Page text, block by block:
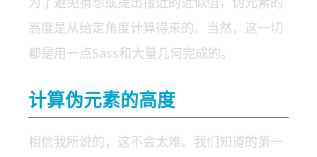
高度是从给定角度计算得来的。当然，这一切
都是用一点Sass和大量几何完成的。
计算伪元素的高度
相信我所说的，这不会太难。我们知道的第一